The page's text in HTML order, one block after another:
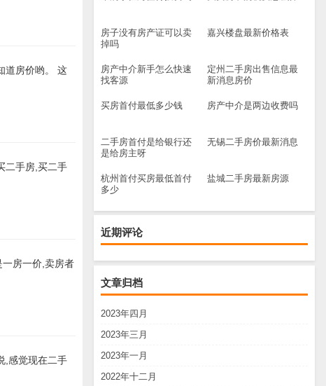
房子没有房产证可以卖
掉吗
嘉兴楼盘最新价格表
房产中介新手怎么快速
找客源
定州二手房出售信息最
新消息房价
买房首付最低多少钱 房产中介是两边收费吗
二手房首付是给银行还
是给房主呀
无锡二手房价最新消息
杭州首付买房最低首付
多少
盐城二手房最新房源
近期评论
文章归档
2023年四月
2023年三月
2023年一月
2022年十二月
道房价哟。 这
二手房,买二手
房一价,卖房者
,感觉现在二手